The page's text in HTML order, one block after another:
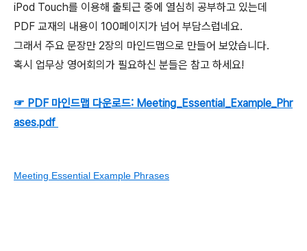
iPod Touch를 이용해 출퇴근 중에 열심히 공부하고 있는데
PDF 교재의 내용이 100페이지가 넘어 부담스럽네요.
그래서 주요 문장만 2장의 마인드맵으로 만들어 보았습니다.
혹시 업무상 영어회의가 필요하신 분들은 참고 하세요!
☞ PDF 마인드맵 다운로드: Meeting_Essential_Example_Phr
ases.pdf
Meeting Essential Example Phrases